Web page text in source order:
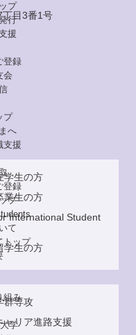
プ
行
援
登録
会
プ
へ
支援
登録
プ
て
トップ
組み
学
目3番1号
学生の方
業生の方
International Student
学生の方
群専攻
ャリア進路支援